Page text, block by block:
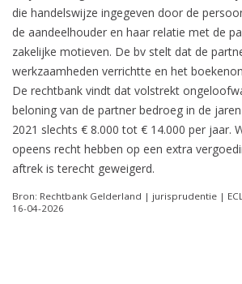
die handelswijze ingegeven door de
de aandeelhouder en haar relatie met de
zakelijke motieven. De bv stelt dat de
werkzaamheden verrichtte en het
De rechtbank vindt dat volstrekt
beloning van de partner bedroeg in de
2021 slechts € 8.000 tot € 14.000 per jaar.
opeens recht hebben op een extra
aftrek is terecht geweigerd.
Bron: Rechtbank Gelderland | jurisprudentie |
16-04-2026